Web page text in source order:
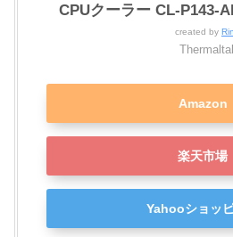
CPUクーラー CL-P143-
created by
Amazon
楽天市場
Yahooショッ